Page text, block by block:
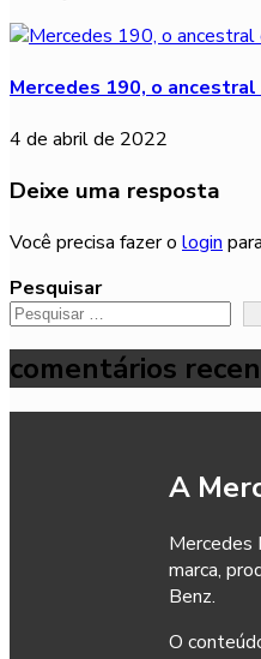
Mercedes 190, o
4 de abril de 2022
Deixe uma resposta
Você precisa fazer o login
Pesquisar
comentários
A
Mercedes
marca,
Benz.
O